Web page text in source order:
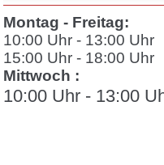
Montag - Freitag:
10:00 Uhr - 13:00 Uhr
15:00 Uhr - 18:00 Uhr
Mittwoch :
10:00 Uhr - 13:00